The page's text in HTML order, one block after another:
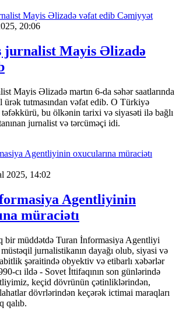
Cəmiyyət
20:06
jurnalist Mayis Əlizadə
Mayis Əlizadə martın 6-da səhər saatlarında
ürək tutmasından vəfat edib. O Türkiyə
bu ölkənin tarixi və siyasəti ilə bağlı
jurnalist və tərcüməçi idi.
2025, 14:02
Agentliyinin
müraciətı
bir müddətdə Turan İnformasiya Agentliyi
jurnalistikanın dayağı olub, siyasi və
şəraitində obyektiv və etibarlı xəbərlər
cı ildə - Sovet İttifaqının son günlərində
keçid dövrünün çətinliklərindən,
dövrlərindən keçərək ictimai maraqları
qalıb.